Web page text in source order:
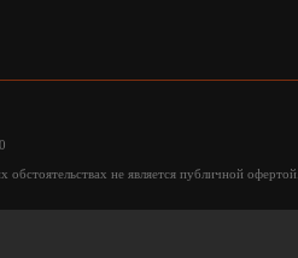
не является публичной офертой.